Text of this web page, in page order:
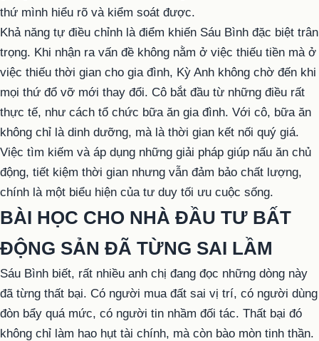
thứ mình hiểu rõ và kiểm soát được.
Khả năng tự điều chỉnh là điểm khiến Sáu Bình đặc biệt trân
trọng. Khi nhận ra vấn đề không nằm ở việc thiếu tiền mà ở
việc thiếu thời gian cho gia đình, Kỳ Anh không chờ đến khi
mọi thứ đổ vỡ mới thay đổi. Cô bắt đầu từ những điều rất
thực tế, như cách tổ chức bữa ăn gia đình. Với cô, bữa ăn
không chỉ là dinh dưỡng, mà là thời gian kết nối quý giá.
Việc tìm kiếm và áp dụng những giải pháp giúp nấu ăn chủ
động, tiết kiệm thời gian nhưng vẫn đảm bảo chất lượng,
chính là một biểu hiện của tư duy tối ưu cuộc sống.
BÀI HỌC CHO NHÀ ĐẦU TƯ BẤT
ĐỘNG SẢN ĐÃ TỪNG SAI LẦM
Sáu Bình biết, rất nhiều anh chị đang đọc những dòng này
đã từng thất bại. Có người mua đất sai vị trí, có người dùng
đòn bẩy quá mức, có người tin nhầm đối tác. Thất bại đó
không chỉ làm hao hụt tài chính, mà còn bào mòn tinh thần.